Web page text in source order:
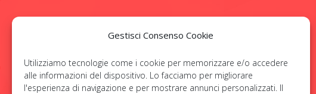
Gestisci Consenso Cookie
Utilizziamo tecnologie come i cookie per memorizzare e/o accedere
alle informazioni del dispositivo. Lo facciamo per migliorare
l'esperienza di navigazione e per mostrare annunci personalizzati. Il
SOCIAL